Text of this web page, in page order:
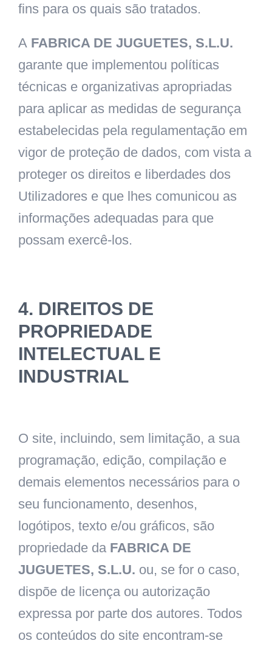
fins para os quais são tratados.
A FABRICA DE JUGUETES, S.L.U.
garante que implementou políticas
técnicas e organizativas apropriadas
para aplicar as medidas de segurança
estabelecidas pela regulamentação em
vigor de proteção de dados, com vista a
proteger os direitos e liberdades dos
Utilizadores e que lhes comunicou as
informações adequadas para que
possam exercê-los.
4. DIREITOS DE
PROPRIEDADE
INTELECTUAL E
INDUSTRIAL
O site, incluindo, sem limitação, a sua
programação, edição, compilação e
demais elementos necessários para o
seu funcionamento, desenhos,
logótipos, texto e/ou gráficos, são
propriedade da FABRICA DE
JUGUETES, S.L.U. ou, se for o caso,
dispõe de licença ou autorização
expressa por parte dos autores. Todos
os conteúdos do site encontram-se